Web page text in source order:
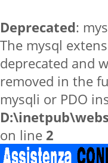
Deprecated:
The mysql
deprecated and
removed in the
mysqli or PDO
on line 2